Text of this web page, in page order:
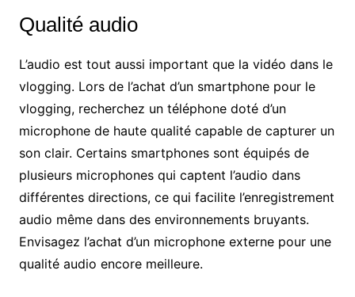
Qualité audio
L’audio est tout aussi important que la vidéo dans le
vlogging. Lors de l’achat d’un smartphone pour le
vlogging, recherchez un téléphone doté d’un
microphone de haute qualité capable de capturer un
son clair. Certains smartphones sont équipés de
plusieurs microphones qui captent l’audio dans
différentes directions, ce qui facilite l’enregistrement
audio même dans des environnements bruyants.
Envisagez l’achat d’un microphone externe pour une
qualité audio encore meilleure.